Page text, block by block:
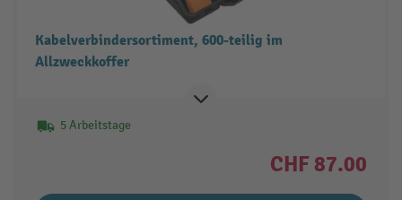
Kabelverbindersortiment, 600-teilig im
Allzweckkoffer
5 Arbeitstage
CHF 87.00